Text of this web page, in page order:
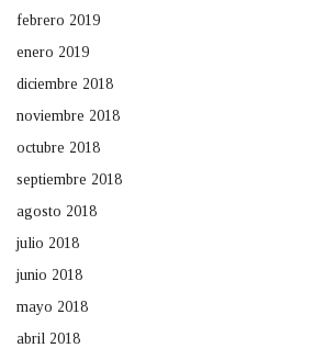
febrero 2019
enero 2019
diciembre 2018
noviembre 2018
octubre 2018
septiembre 2018
agosto 2018
julio 2018
junio 2018
mayo 2018
abril 2018